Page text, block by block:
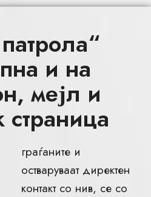
и на
мејл и
страница